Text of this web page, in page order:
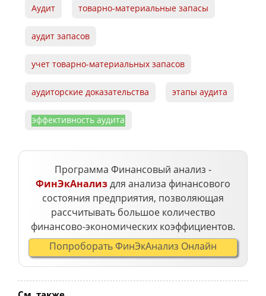
Аудит товарно-материальные запасы
аудит запасов
учет товарно-материальных запасов
аудиторские доказательства этапы аудита
эффективность аудита
Программа Финансовый анализ -
ФинЭкАнализдля анализа финансового
состояния предприятия, позволяющая
рассчитывать большое количество
финансово-экономических коэффициентов.
Попроборать ФинЭкАнализ Онлайн